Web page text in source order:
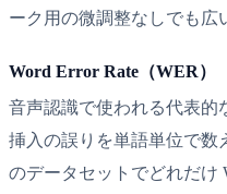
ーク用の微調整なしでも広
Word Error Rate（WER）
音声認識で使われる代表的
挿入の誤りを単語単位で数
のデータセットでどれだけ